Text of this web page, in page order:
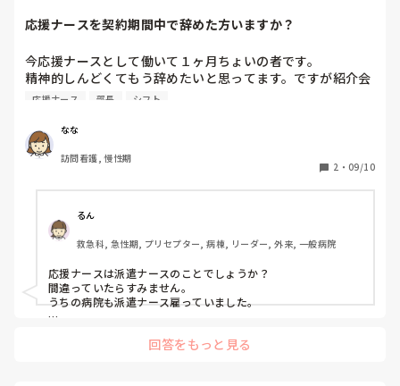
中国系のスタッフも2～3名来ましたが、あまり患者さんの評
判が良くないかも…
そして私は応援ナース扱い？
ある程度人材の目処がたったのでしょうか…
くは引き抜こうかな(私に人事権あったら…笑)
応援ナースを契約期間中で辞めた方いますか？
今応援ナースとして働いて１ヶ月ちょいの者です。
精神的しんどくてもう辞めたいと思ってます。ですが紹介会
社を通していることや、シフトがすでに決まっていることか
応援ナースを契約期間未満で辞めた方いたらどのようにして
辞めたか、流れを聞きたいです。よろしくお願いします。
（師長、部長と面談はあったか、決まってるシフトはやって
辞めたのか、スタッフの反応、など)
応援ナース 部長 シフト
なな
訪問看護, 慢性期
2 ・ 09/10
るん
救急科, 急性期, プリセプター, 病棟, リーダー, 外来, 一般病院
応援ナースは派遣ナースのことでしょうか？
間違っていたらすみません。
うちの病院も派遣ナース雇っていました。
紹介会社、その職場の師長さんに伝えて辞めたい故を伝えまし
回答をもっと見る